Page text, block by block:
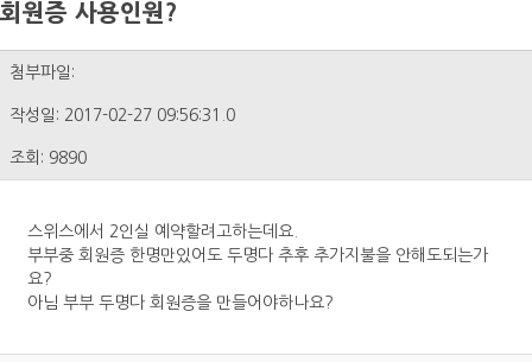
회원증 사용인원?
첨부파일:
작성일: 2017-02-27 09:56:31.0
조회: 9890
스위스에서 2인실 예약할려고하는데요.
부부중 회원증 한명만있어도 두명다 추후 추가지불을 안해도되는가
요?
아님 부부 두명다 회원증을 만들어야하나요?